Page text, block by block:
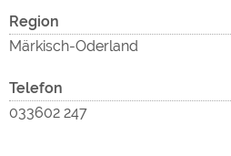
Region
Märkisch-Oderland
Telefon
033602 247
Die Cookieeinstellungen
über "COOKIES" geändert